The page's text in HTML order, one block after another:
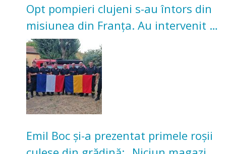
Opt pompieri clujeni s-au întors din
misiunea din Franța. Au intervenit la
incendii de vegetație și pădure
Emil Boc și-a prezentat primele roșii